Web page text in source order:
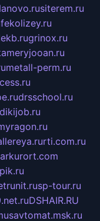
siterem.ru
grinox.ru
metall-perm.ru
drsschool.ru
rti.com.ru
sp-tour.ru
DSHAIR.RU